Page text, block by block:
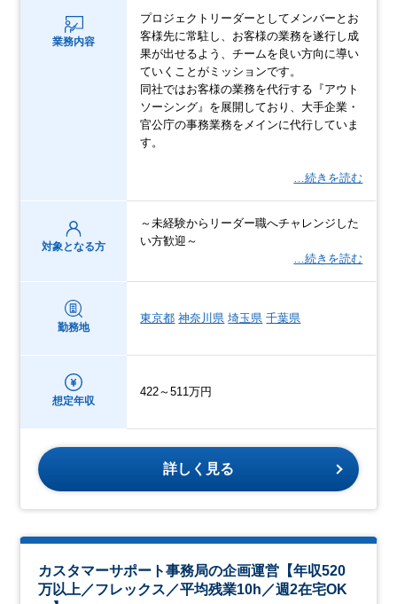
業務内容
プロジェクトリーダーとしてメンバーとお
客様先に常駐し、お客様の業務を遂行し成
果が出せるよう、チームを良い方向に導い
ていくことがミッションです。
同社ではお客様の業務を代行する『アウト
ソーシング』を展開しており、大手企業・
官公庁の事務業務をメインに代行していま
す。
…続きを読む
対象となる方
～未経験からリーダー職へチャレンジした
い方歓迎～
…続きを読む
勤務地
東京都 神奈川県 埼玉県 千葉県
想定年収
422～511万円
詳しく見る
カスタマーサポート事務局の企画運営【年収520
万以上／フレックス／平均残業10h／週2在宅OK